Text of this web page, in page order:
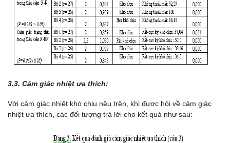
3.3. Cảm giác nhiệt ưa thích:
Với cảm giác nhiệt khó chịu nêu trên, khi được hỏi về cảm giác
nhiệt ưa thích, các đối tượng trả lời cho kết quả như sau: